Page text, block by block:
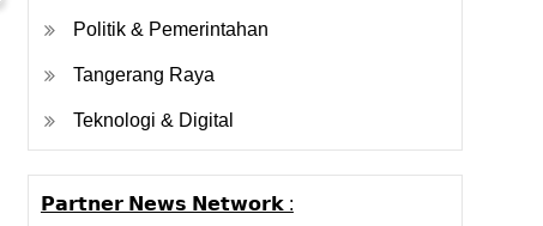
Politik & Pemerintahan
Tangerang Raya
Teknologi & Digital
𝗣𝗮𝗿𝘁𝗻𝗲𝗿 𝗡𝗲𝘄𝘀 𝗡𝗲𝘁𝘄𝗼𝗿𝗸 :